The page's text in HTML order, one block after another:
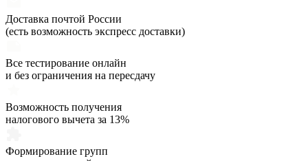
Доставка почтой России
(есть возможность экспресс доставки)
Все тестирование онлайн
и без ограничения на пересдачу
Возможность получения
налогового вычета за 13%
Формирование групп